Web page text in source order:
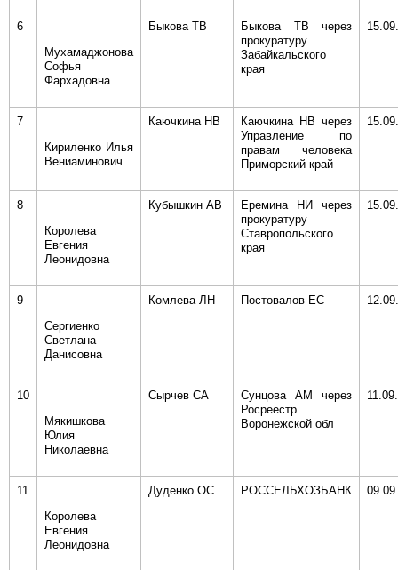
6
Мухамаджонова
Софья
Фархадовна
Быкова ТВ
Быкова ТВ через
прокуратуру
Забайкальского
края
7
Кириленко Илья
Вениаминович
Каючкина НВ
Каючкина НВ через
Управление по
правам человека
Приморский край
8
Королева
Евгения
Леонидовна
Кубышкин АВ
Еремина НИ через
прокуратуру
Ставропольского
края
9
Сергиенко
Светлана
Данисовна
Комлева ЛН Постовалов ЕС
10
Мякишкова
Юлия
Николаевна
Сырчев СА
Сунцова АМ через
Росреестр
Воронежской обл
11
Королева
Евгения
Леонидовна
Дуденко ОС РОССЕЛЬХОЗБАНК